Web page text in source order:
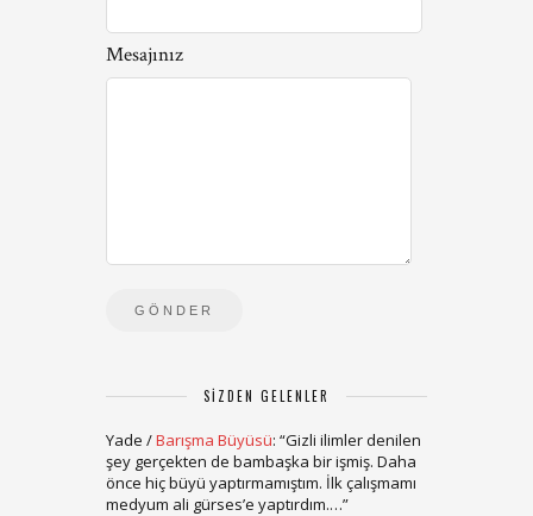
Mesajınız
SIZDEN GELENLER
Yade /Barışma Büyüsü: “Gizli ilimler denilen
şey gerçekten de bambaşka bir işmiş. Daha
önce hiç büyü yaptırmamıştım. İlk çalışmamı
medyum ali gürses’e yaptırdım.…”